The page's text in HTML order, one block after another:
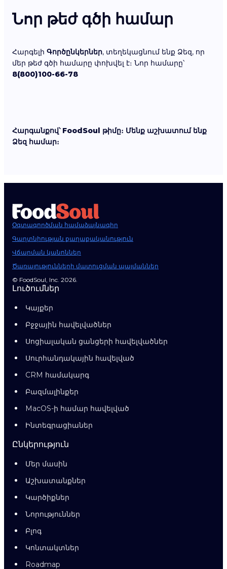
Նոր թեժ գծի համար
Հարգելի Գործընկերներ, տեղեկացնում ենք Ձեզ, որ
մեր թեժ գծի համարը փոխվել է։ Նոր համարը՝
8(800)100-66-78
Հարգանքով՝ FoodSoul թիմը։ Մենք աշխատում ենք
Ձեզ համար։
Օգտագործման համաձայնագիր
Գաղտնիության քաղաքականություն
Վճարման կանոններ
Ծառայությունների մատուցման պայմաններ
© FoodSoul, Inc. 2026.
Լուծումներ
Կայքեր
Բջջային հավելվածներ
Սոցիալական ցանցերի հավելվածներ
Սուրհանդակային հավելված
CRM համակարգ
Բազմալինքեր
MacOS-ի համար հավելված
Ինտեգրացիաներ
Ընկերություն
Մեր մասին
Աշխատանքներ
Կարծիքներ
Նորություններ
Բլոգ
Կոնտակտներ
Roadmap